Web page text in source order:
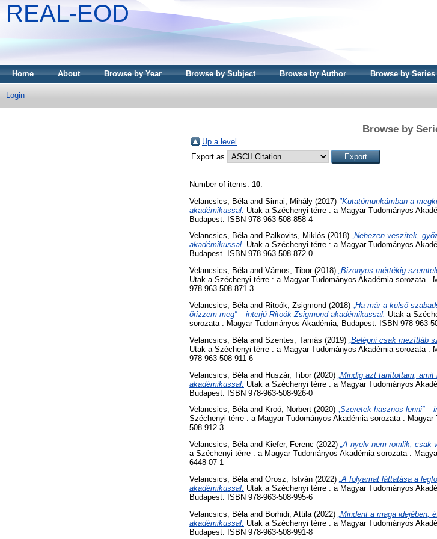
REAL-EOD
Home About Browse by Year Browse by Subject Browse by Author Browse by Series
Login
Browse by
Up a level
Export as
Number of items: 10
Velancsics, Béla and Simai, Mihály (2017) "Kutatómunkámban a
akadémikussal. Utak a Széchenyi térre : a Magyar Tudományos
Budapest. ISBN 978-963-508-858-4
Velancsics, Bélaand Palkovits, Miklós (2018) „Nehezen veszítek,
akadémikussal. Utak a Széchenyi térre : a Magyar Tudományos
Budapest. ISBN 978-963-508-872-0
Velancsics, Bélaand Vámos, Tibor(2018) „Bizonyos mértékig
Utak a Széchenyi térre : a Magyar Tudományos Akadémia sorozata .
978-963-508-871-3
Velancsics, Béla and Ritoók, Zsigmond (2018) „Ha már a külső
őrizzem meg” – interjú Ritoók Zsigmond akadémikussal. Utak a
sorozata . Magyar Tudományos Akadémia, Budapest. ISBN 978-963-
Velancsics, Béla and Szentes, Tamás (2019) „Belépni csak mezítláb
Utak a Széchenyi térre : a Magyar Tudományos Akadémia sorozata .
978-963-508-911-6
Velancsics, Béla and Huszár, Tibor(2020) „Mindig azt tanítottam,
akadémikussal. Utak a Széchenyi térre : a Magyar Tudományos
Budapest. ISBN 978-963-508-926-0
Velancsics, Bélaand Kroó, Norbert (2020) „Szeretek hasznos lenni” –
Széchenyi térre : a Magyar Tudományos Akadémia sorozata .
508-912-3
Velancsics, Bélaand Kiefer, Ferenc (2022) „A nyelv nem romlik, csak
a Széchenyi térre : a Magyar Tudományos Akadémia sorozata .
6448-07-1
Velancsics, Béla and Orosz, István (2022) „A folyamat láttatása a
akadémikussal. Utak a Széchenyi térre : a Magyar Tudományos
Budapest. ISBN 978-963-508-995-6
Velancsics, Béla and Borhidi, Attila (2022) „Mindent a maga idejében,
akadémikussal. Utak a Széchenyi térre : a Magyar Tudományos
Budapest. ISBN 978-963-508-991-8